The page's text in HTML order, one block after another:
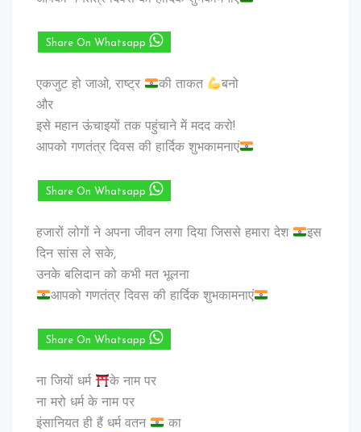
Share On Whatsapp
एकजुट हो जाओ, राष्ट्र की ताकत
बनो
और
इसे महान ऊंचाइयों तक पहुंचाने में मदद करो!
आपको गणतंत्र दिवस की हार्दिक शुभकामनाएं
Share On Whatsapp
हजारों लोगों ने अपना जीवन लगा दिया जिससे हमारा देश
इस
दिन सांस ले सके,
उनके बलिदान को कभी मत भूलना
आपको गणतंत्र दिवस की हार्दिक शुभकामनाएं
Share On Whatsapp
ना जियों धर्म
के नाम पर
ना मरो धर्म के नाम पर
इंसानियत ही हैं धर्म वतन
का